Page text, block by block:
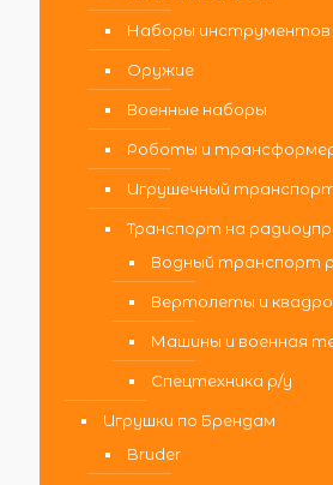
Наборы инструментов
Оружие
Военные наборы
Роботы и
Игрушечный
Транспорт на
Водный транспорт
Вертолеты и
Машины и военная
Спецтехника р/у
Игрушки по Брендам
Bruder